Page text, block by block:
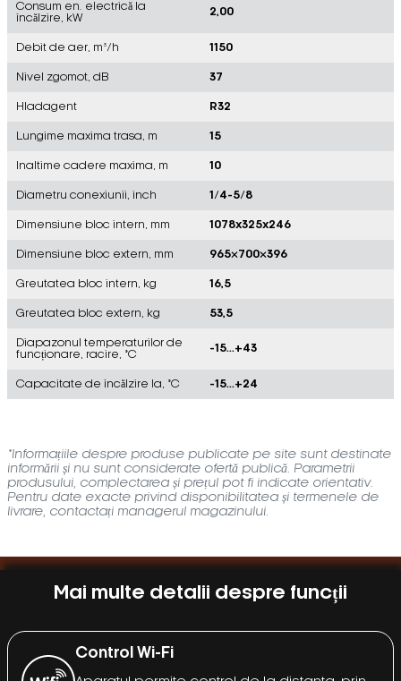
Consum en. electrică la
încălzire, kW
2,00
Debit de aer, m³/h 1150
Nivel zgomot, dB 37
Hladagent R32
Lungime maxima trasa, m 15
Inaltime cadere maxima, m 10
Diametru conexiunii, inch 1/4-5/8
Dimensiune bloc intern, mm 1078x325x246
Dimensiune bloc extern, mm 965×700×396
Greutatea bloc intern, kg 16,5
Greutatea bloc extern, kg 53,5
Diapazonul temperaturilor de
funcționare, racire, °C
-15...+43
Capacitate de încălzire la, °C -15...+24
*Informațiile despre produse publicate pe site sunt destinate
informării și nu sunt considerate ofertă publică. Parametrii
produsului, complectarea și prețul pot fi indicate orientativ.
Pentru date exacte privind disponibilitatea și termenele de
livrare, contactați managerul magazinului.
Mai multe detalii despre funcții
Control Wi-Fi